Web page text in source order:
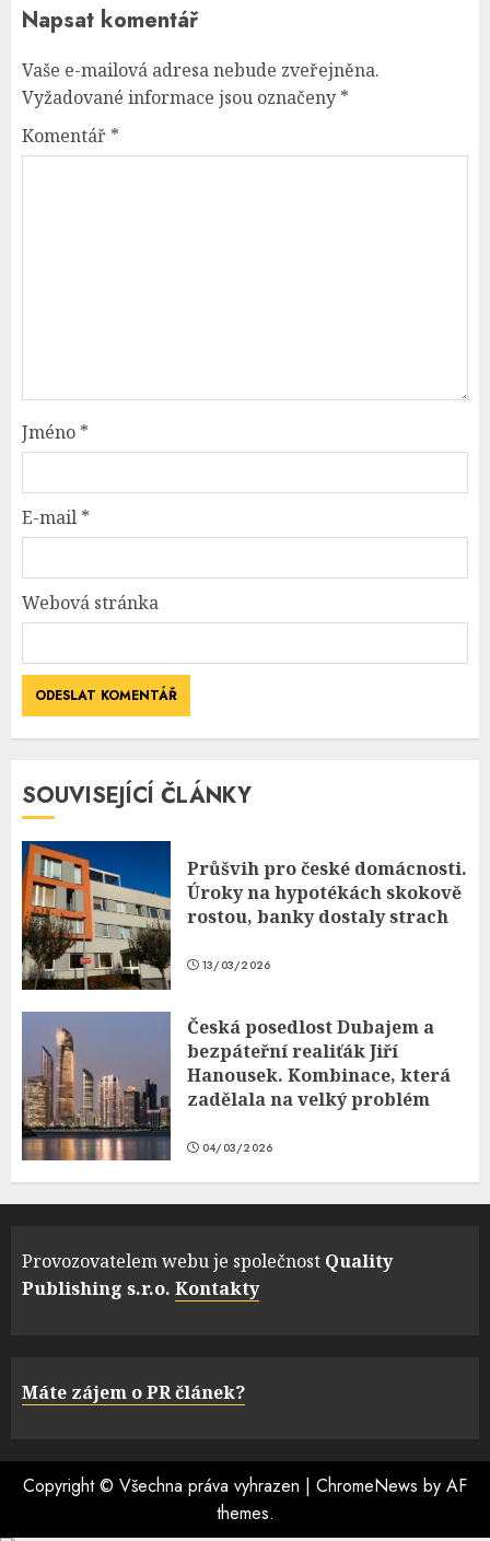
Napsat komentář
Vaše e-mailová adresa nebude zveřejněna.
Vyžadované informace jsou označeny *
Komentář *
Jméno *
E-mail *
Webová stránka
SOUVISEJÍCÍ ČLÁNKY
Průšvih pro české domácnosti.
Úroky na hypotékách skokově
rostou, banky dostaly strach
13/03/2026
Česká posedlost Dubajem a
bezpáteřní realiťák Jiří
Hanousek. Kombinace, která
zadělala na velký problém
04/03/2026
Provozovatelem webu je společnost Quality
Publishing s.r.o. Kontakty
Máte zájem o PR článek?
Copyright © Všechna práva vyhrazen | ChromeNews by AF
themes.